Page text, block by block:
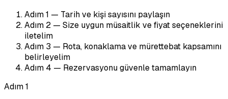
Adım1 — Tarih ve kişi sayısını paylaşın
Adım 2 — Size uygun müsaitlik ve fiyat seçeneklerini
iletelim
Adım 3 — Rota, konaklama ve mürettebat kapsamını
belirleyelim
Adım 4 — Rezervasyonu güvenle tamamlayın
Adım1